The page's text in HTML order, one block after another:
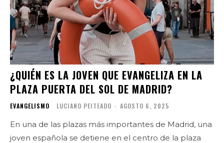
¿QUIÉN ES LA JOVEN QUE EVANGELIZA EN LA
PLAZA PUERTA DEL SOL DE MADRID?
EVANGELISMO LUCIANO PEITEADO - AGOSTO 6, 2025
En una de las plazas más importantes de Madrid, una
joven española se detiene en el centro de la plaza